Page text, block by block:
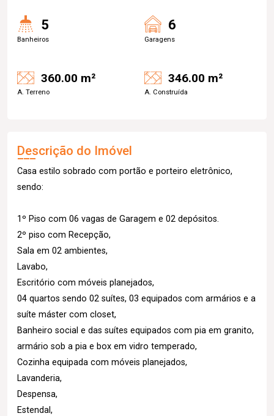
5
Banheiros
6
Garagens
360.00 m²
A. Terreno
346.00 m²
A. Construída
Descrição do Imóvel
Casa estilo sobrado com portão e porteiro eletrônico,
sendo:
1º Piso com 06 vagas de Garagem e 02 depósitos.
2º piso com Recepção,
Sala em 02 ambientes,
Lavabo,
Escritório com móveis planejados,
04 quartos sendo 02 suítes, 03 equipados com armários e a
suíte máster com closet,
Banheiro social e das suítes equipados com pia em granito,
armário sob a pia e box em vidro temperado,
Cozinha equipada com móveis planejados,
Lavanderia,
Despensa,
Estendal,